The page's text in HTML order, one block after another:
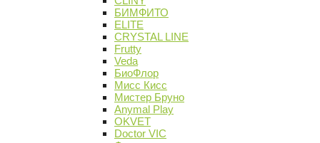
БИМФИТО
ELITE
CRYSTAL LINE
Frutty
Veda
БиоФлор
Мисс Кисс
Мистер Бруно
Anymal Play
OKVET
Doctor VIC